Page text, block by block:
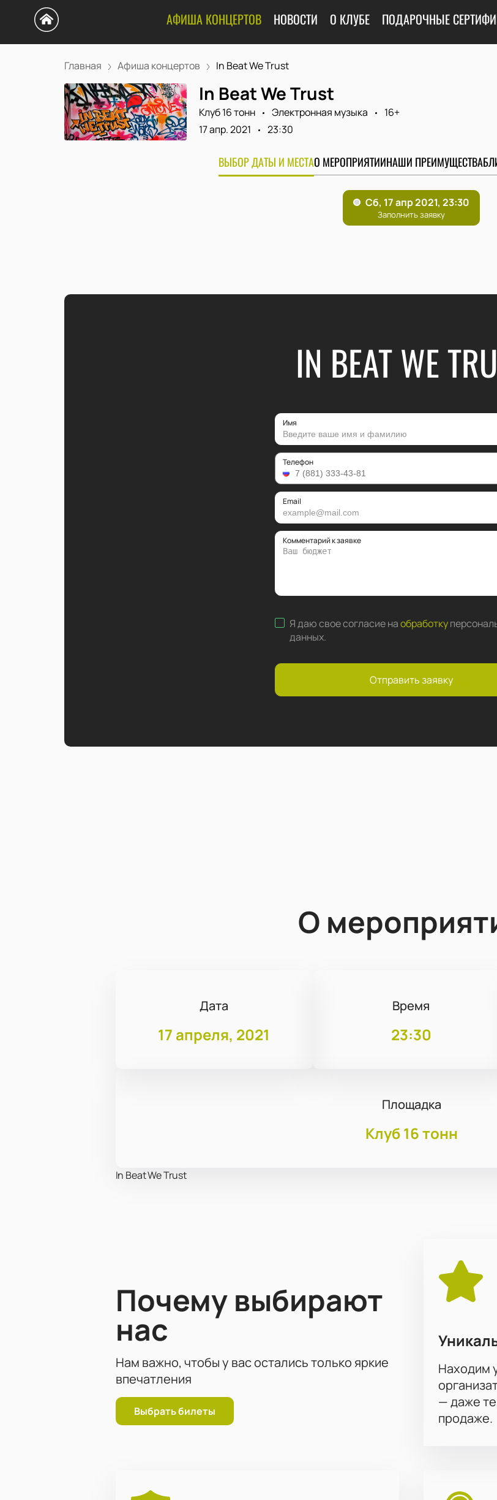
АФИША КОНЦЕРТОВ НОВОСТИ О КЛУБЕ ПОДАРОЧНЫЕ
Главная Афиша концертов In Beat We Trust
In Beat We Trust
Клуб 16 тонн Электронная музыка
16+
17 апр. 2021
23:30
ВЫБОР ДАТЫ И МЕСТАО МЕРОПРИЯТИИНАШИ ПРЕИМУЩЕСТВА
IN BEAT WE
Имя
Телефон
Email
Комментарий к заявке
Я даю свое согласие наобработку
данных.
Отправить заявку
О
Дата
17 апреля, 2021
Время
23:30
Площадка
Клуб 16 тонн
In Beat We Trust
Почему выбирают
нас
Нам важно, чтобы у вас остались только яркие
впечатления
Выбрать билеты
Находим
— даже
продаже.